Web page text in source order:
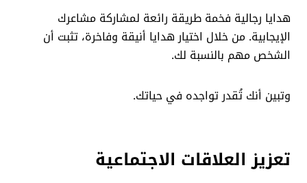
هدايا رجالية فخمة طريقة رائعة لمشاركة مشاعرك
الإيجابية. من خلال اختيار هدايا أنيقة وفاخرة، تثبت أن
الشخص مهم بالنسبة لك.
وتبين أنك تُقدر تواجده في حياتك.
تعزيز العلاقات الاجتماعية